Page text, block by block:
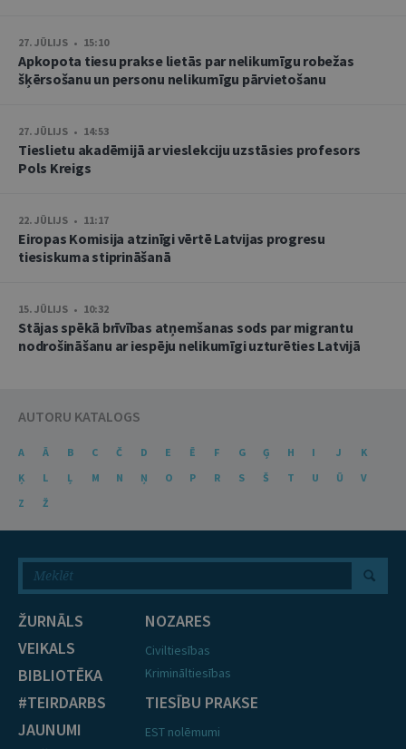
27. JŪLIJS • 15:10
Apkopota tiesu prakse lietās par nelikumīgu robežas
šķērsošanu un personu nelikumīgu pārvietošanu
27. JŪLIJS • 14:53
Tieslietu akadēmijā ar vieslekciju uzstāsies profesors
Pols Kreigs
22. JŪLIJS • 11:17
Eiropas Komisija atzinīgi vērtē Latvijas progresu
tiesiskuma stiprināšanā
15. JŪLIJS • 10:32
Stājas spēkā brīvības atņemšanas sods par migrantu
nodrošināšanu ar iespēju nelikumīgi uzturēties Latvijā
AUTORU KATALOGS
A Ā B C Č D E Ē F G Ģ H I J
K
Ķ
L Ļ M N Ņ O P R S Š T U Ū
V
Z
Ž
ŽURNĀLS
VEIKALS
BIBLIOTĒKA
#TEIRDARBS
JAUNUMI
NOZARES
Civiltiesības
Krimināltiesības
TIESĪBU PRAKSE
EST nolēmumi